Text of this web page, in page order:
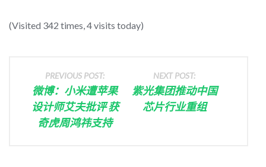
(Visited 342 times, 4 visits today)
PREVIOUS POST:
微博：小米遭苹果
设计师艾夫批评 获
奇虎周鸿祎支持
NEXT POST:
紫光集团推动中国
芯片行业重组